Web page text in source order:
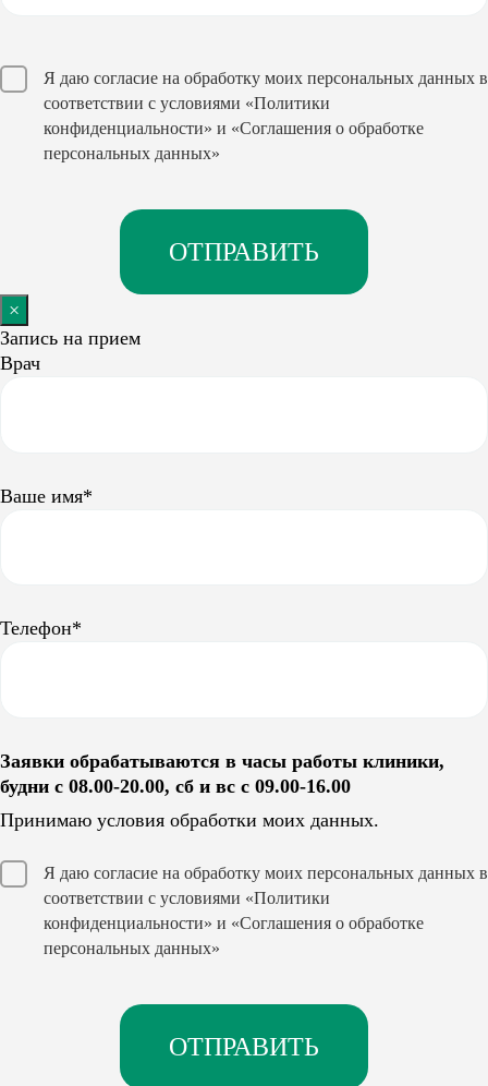
Я даю согласие на обработку моих персональных данных в
соответствии с условиями «Политики
конфиденциальности» и «Соглашения о обработке
персональных данных»
×
Запись на прием
Врач
Ваше имя*
Телефон*
Заявки обрабатываются в часы работы клиники,
будни с 08.00-20.00, сб и вс с 09.00-16.00
Принимаю условия обработки моих данных.
Я даю согласие на обработку моих персональных данных в
соответствии с условиями «Политики
конфиденциальности» и «Соглашения о обработке
персональных данных»